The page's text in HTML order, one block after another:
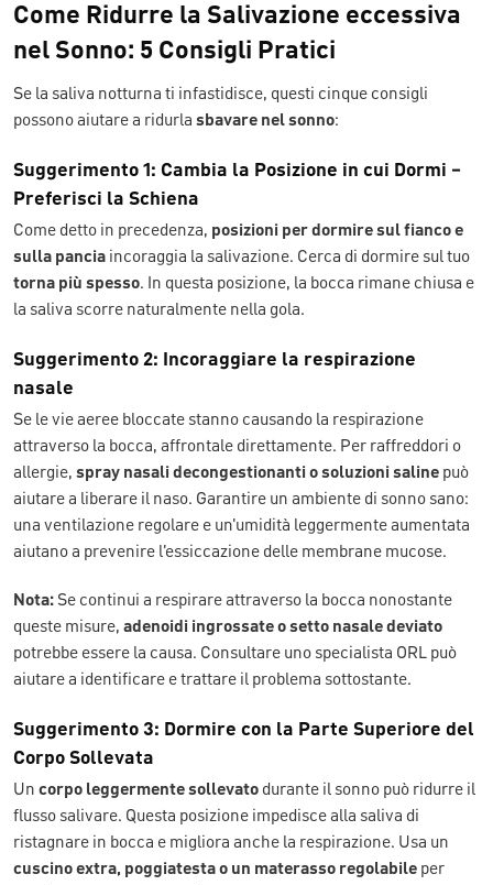
Come Ridurre la Salivazione eccessiva
nel Sonno: 5 Consigli Pratici
Se la saliva notturna ti infastidisce, questi cinque consigli
possono aiutare a ridurla sbavare nel sonno:
Suggerimento 1: Cambia la Posizione in cui Dormi –
Preferisci la Schiena
Come detto in precedenza, posizioni per dormire sul fianco e
sulla pancia incoraggia la salivazione. Cerca di dormire sul tuo
torna più spesso. In questa posizione, la bocca rimane chiusa e
la saliva scorre naturalmente nella gola.
Suggerimento 2: Incoraggiare la respirazione
nasale
Se le vie aeree bloccate stanno causando la respirazione
attraverso la bocca, affrontale direttamente. Per raffreddori o
allergie, spray nasali decongestionanti o soluzioni saline può
aiutare a liberare il naso. Garantire un ambiente di sonno sano:
una ventilazione regolare e un'umidità leggermente aumentata
aiutano a prevenire l'essiccazione delle membrane mucose.
Nota: Se continui a respirare attraverso la bocca nonostante
queste misure, adenoidi ingrossate o setto nasale deviato
potrebbe essere la causa. Consultare uno specialista ORL può
aiutare a identificare e trattare il problema sottostante.
Suggerimento 3: Dormire con la Parte Superiore del
Corpo Sollevata
Un corpo leggermente sollevato durante il sonno può ridurre il
flusso salivare. Questa posizione impedisce alla saliva di
ristagnare in bocca e migliora anche la respirazione. Usa un
cuscino extra, poggiatesta o un materasso regolabile per